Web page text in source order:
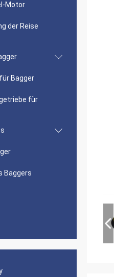
Motor
der Reise
Bagger
für
Baggers